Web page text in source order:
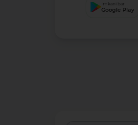
Imkani bar
Google Play